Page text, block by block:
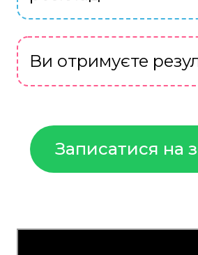
Ви отримуєте
Записатися на